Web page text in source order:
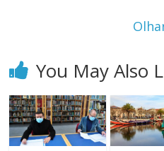
You May Also